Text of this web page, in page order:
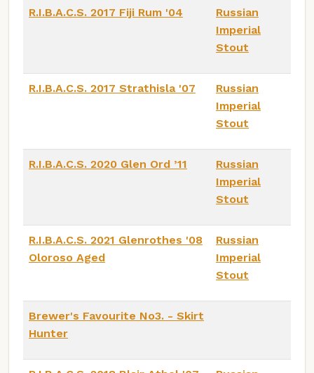
R.I.B.A.C.S. 2017 Fiji Rum '04
Russian
Imperial
Stout
R.I.B.A.C.S. 2017 Strathisla '07
Russian
Imperial
Stout
R.I.B.A.C.S. 2020 Glen Ord ’11
Russian
Imperial
Stout
R.I.B.A.C.S. 2021 Glenrothes '08
Oloroso Aged
Russian
Imperial
Stout
Brewer's Favourite No3. - Skirt
Hunter